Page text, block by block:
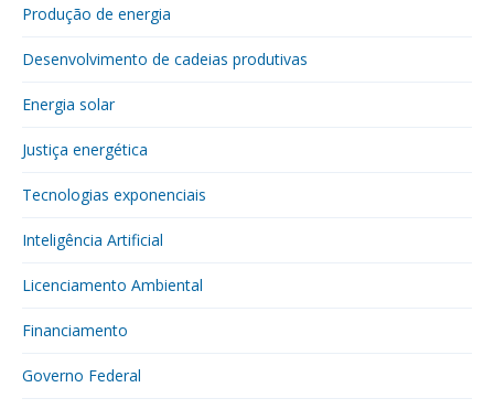
Produção de energia
Desenvolvimento de cadeias produtivas
Energia solar
Justiça energética
Tecnologias exponenciais
Inteligência Artificial
Licenciamento Ambiental
Financiamento
Governo Federal